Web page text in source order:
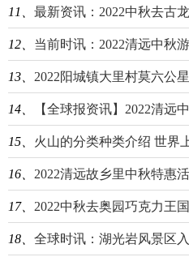
11、 最新资讯：2022中秋去古龙峡漂流
12、 当前时讯：2022清远中秋游
13、 2022阳城镇大里村莫六公
14、 【全球报资讯】2022清远中秋可以去古龙峡
15、 火山的分类种类介绍 世界
16、 2022清远故乡里中秋特惠
17、 2022中秋去奥园巧克力王
18、 全球时讯：湖光岩风景区